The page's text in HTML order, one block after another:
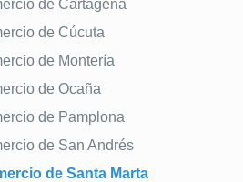
de Cartagena
de Cúcuta
de Montería
de Ocaña
de Pamplona
de San Andrés
de Santa Marta